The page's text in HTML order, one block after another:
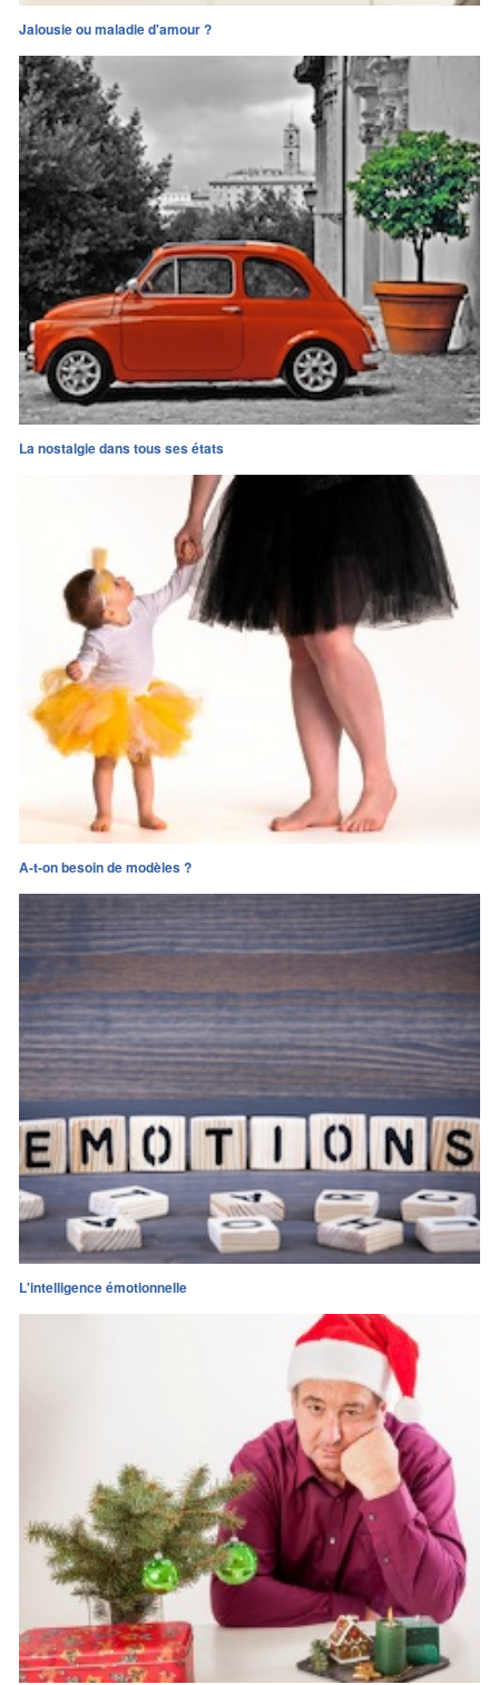
Jalousie ou maladie d'amour ?
La nostalgie dans tous ses états
A-t-on besoin de modèles ?
L'intelligence émotionnelle